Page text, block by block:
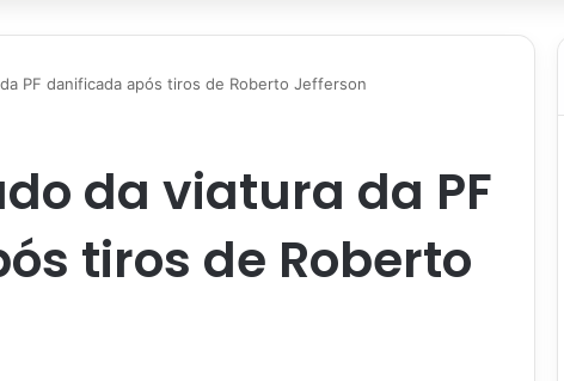
PF danificada após tiros de Roberto Jefferson
da viatura da PF
tiros de Roberto